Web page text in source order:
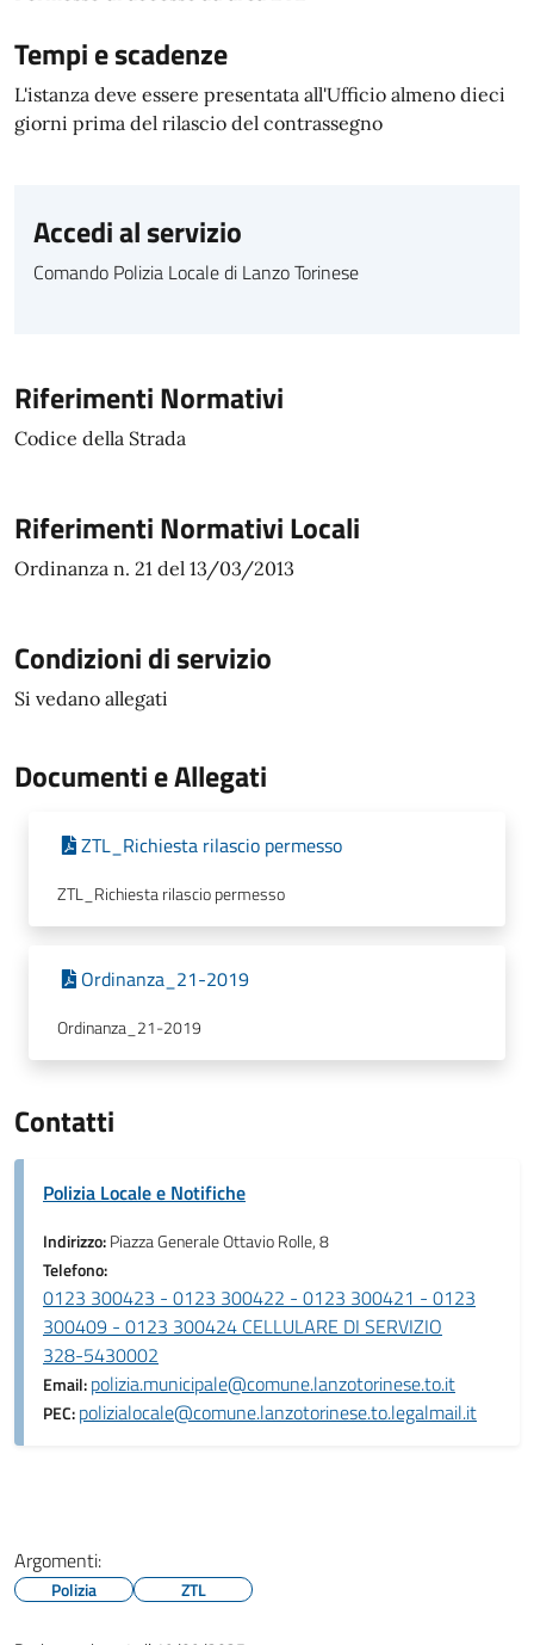
Tempi e scadenze
L'istanza deve essere presentata all'Ufficio almeno dieci
giorni prima del rilascio del contrassegno
Accedi al servizio
Comando Polizia Locale di Lanzo Torinese
Riferimenti Normativi
Codice della Strada
Riferimenti Normativi Locali
Ordinanza n. 21 del 13/03/2013
Condizioni di servizio
Si vedano allegati
Documenti e Allegati
ZTL_Richiesta rilascio permesso
ZTL_Richiesta rilascio permesso
Ordinanza_21-2019
Ordinanza_21-2019
Contatti
Polizia Locale e Notifiche
Indirizzo:Piazza Generale Ottavio Rolle, 8
Telefono:
0123 300423 - 0123 300422 - 0123 300421 - 0123
300409 - 0123 300424 CELLULARE DI SERVIZIO
328-5430002
Email:polizia.municipale@comune.lanzotorinese.to.it
PEC:polizialocale@comune.lanzotorinese.to.legalmail.it
Argomenti:
Polizia ZTL